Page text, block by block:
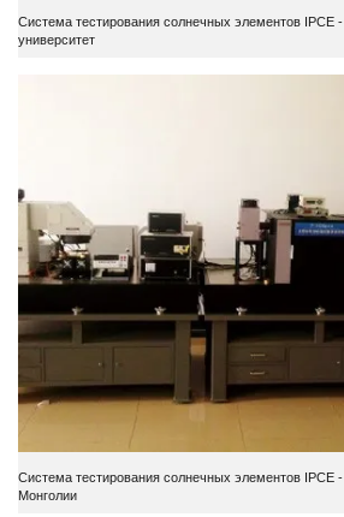
Система тестирования солнечных элементов IPCE
университет
Система тестирования солнечных элементов IPCE
Монголии